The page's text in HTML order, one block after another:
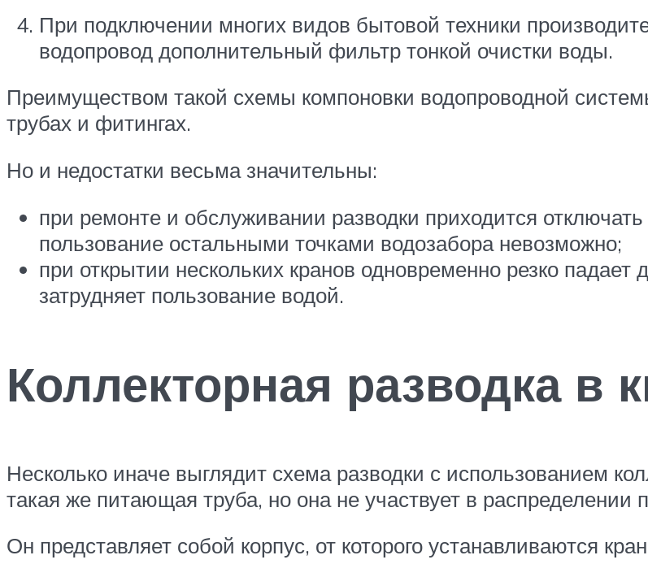
При подключении многих видов бытовой техники
водопровод дополнительный фильтр тонкой очистки воды.
Преимуществом такой схемы компоновки водопроводной
трубах и фитингах.
Но и недостатки весьма значительны:
при ремонте и обслуживании разводки приходится
пользование остальными точками водозабора невозможно;
при открытии нескольких кранов одновременно резко падает
затрудняет пользование водой.
Коллекторная разводка в
Несколько иначе выглядит схема разводки с использованием
такая же питающая труба, но она не участвует в распределении
Он представляет собой корпус, от которого устанавливаются